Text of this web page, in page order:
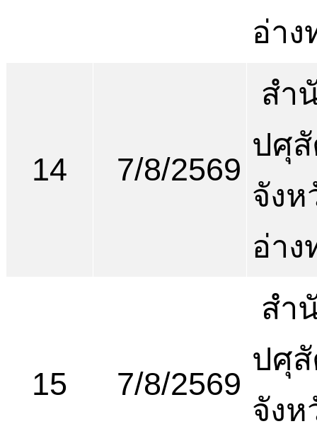
อ่าง
14 7/8/2569
สำ
ปศุ
จังห
อ่าง
15 7/8/2569
สำ
ปศุ
จังห